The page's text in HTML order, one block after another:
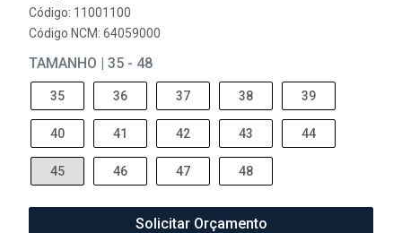
Código: 11001100
Código NCM: 64059000
TAMANHO | 35 - 48
35 36 37 38 39
40 41 42 43 44
45 46 47 48
Solicitar Orçamento